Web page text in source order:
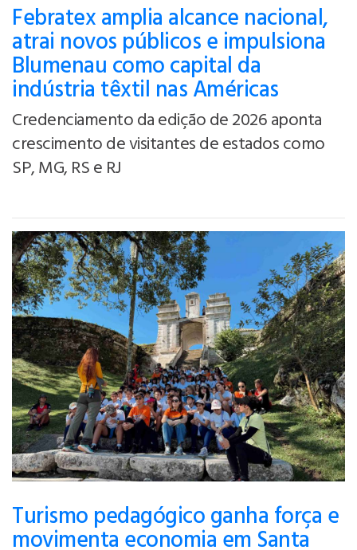
Febratex amplia alcance nacional,
atrai novos públicos e impulsiona
Blumenau como capital da
indústria têxtil nas Américas
Credenciamento da edição de 2026 aponta
crescimento de visitantes de estados como
SP, MG, RS e RJ
Turismo pedagógico ganha força e
movimenta economia em Santa